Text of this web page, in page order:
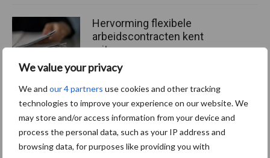
We value your privacy
We and our 4 partners use cookies and other tracking
technologies to improve your experience on our website. We
may store and/or access information from your device and
process the personal data, such as your IP address and
browsing data, for purposes like providing you with
Hervorming flexibele
arbeidscontracten kent
mitsen en maren
Thema's Vakpartners